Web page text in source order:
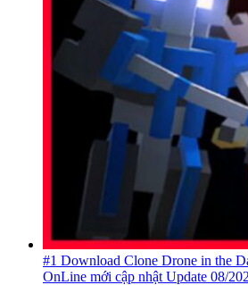
#1 Download Clone Drone in the
OnLine mới cập nhật Update 08/